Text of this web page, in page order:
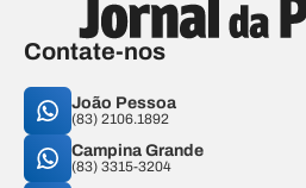
Contate-nos
João Pessoa
(83) 2106.1892
Campina Grande
(83) 3315-3204